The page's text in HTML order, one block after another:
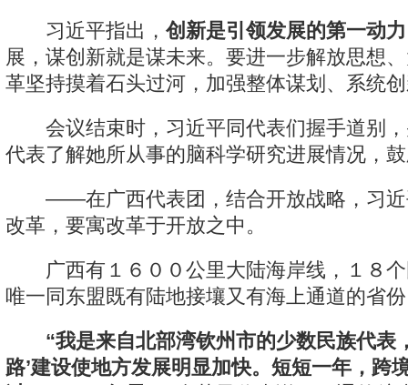
习近平指出，创新是引领发展的第一动
展，谋创新就是谋未来。要进一步解放思想
革坚持摸着石头过河，加强整体谋划、系统
会议结束时，习近平同代表们握手道别，
代表了解她所从事的脑科学研究进展情况，
——在广西代表团，结合开放战略，习近
改革，要寓改革于开放之中。
广西有１６００公里大陆海岸线，１８个
唯一同东盟既有陆地接壤又有海上通道的省
“我是来自北部湾钦州市的少数民族代表
路’建设使地方发展明显加快。短短一年，跨